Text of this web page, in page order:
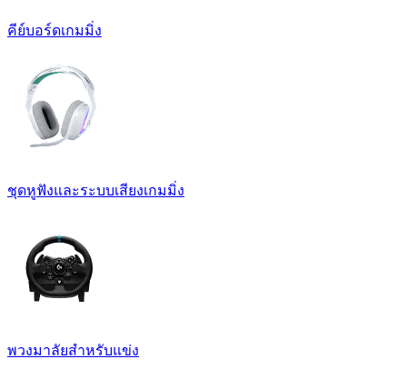
คีย์บอร์ดเกมมิ่ง
ชุดหูฟังและระบบเสียงเกมมิ่ง
พวงมาลัยสำหรับแข่ง